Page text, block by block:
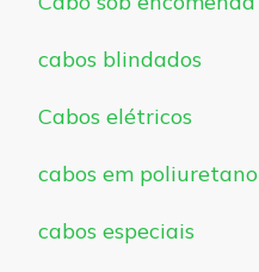
cabos blindados
Cabos elétricos
cabos em poliuretano
cabos especiais